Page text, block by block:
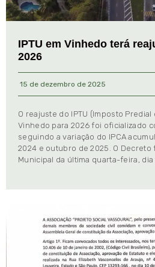
IPTU em Vinhedo terá
2026
15 de dezembro de 2025
O reajuste do IPTU (Imposto
Vinhedo para 2026 foi oficializado
seguindo a variação do IPCA
2024 e outubro de 2025. O
Municipal da última quarta-feira, dia